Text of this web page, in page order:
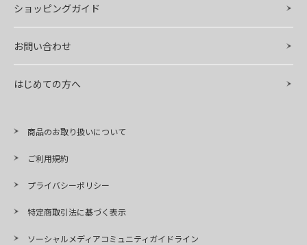
ショッピングガイド
お問い合わせ
はじめての方へ
商品のお取り扱いについて
ご利用規約
プライバシーポリシー
特定商取引法に基づく表示
ソーシャルメディアコミュニティガイドライン